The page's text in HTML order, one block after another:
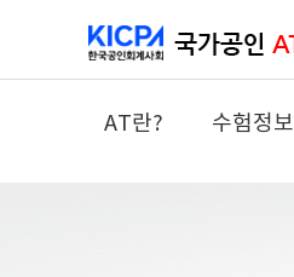
AT란? 수험정보